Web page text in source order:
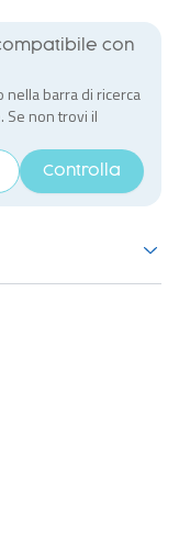
con
barra di ricerca
Se non trovi il
Controlla